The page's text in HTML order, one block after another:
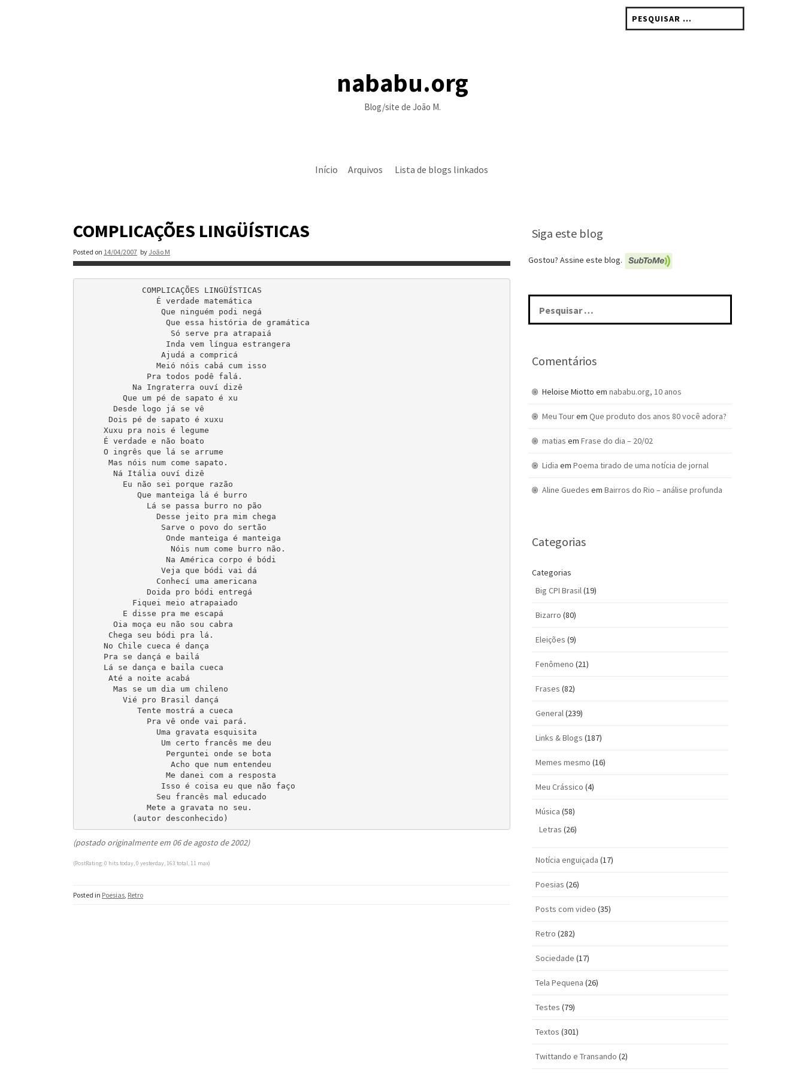
por:
nababu.org
Blog/site de João M.
Início Arquivos Lista de blogs linkados
COMPLICAÇÕES LINGÜÍSTICAS
Posted on 14/04/2007 by João M
             COMPLICAÇÕES LINGÜÍSTICAS
                É verdade matemática
                 Que ninguém podi negá
                  Que essa história de gramática
                   Só serve pra atrapaiá
                  Inda vem língua estrangera
                 Ajudá a compricá
                Meió nóis cabá cum isso
              Pra todos podê falá.
           Na Ingraterra ouví dizê
         Que um pé de sapato é xu
       Desde logo já se vê
      Dois pé de sapato é xuxu
     Xuxu pra nois é legume
     É verdade e não boato
     O ingrês que lá se arrume
      Mas nóis num come sapato.
       Ná Itália ouví dizê
         Eu não sei porque razão
            Que manteiga lá é burro
              Lá se passa burro no pão
                Desse jeito pra mim chega
                 Sarve o povo do sertão
                  Onde manteiga é manteiga
                   Nóis num come burro não.
                  Na América corpo é bódi
                 Veja que bódi vai dá
                Conhecí uma americana
              Doida pro bódi entregá
           Fiquei meio atrapaiado
         E disse pra me escapá
       Oia moça eu não sou cabra
      Chega seu bódi pra lá.
     No Chile cueca é dança
     Pra se dançá e bailá
     Lá se dança e baila cueca
      Até a noite acabá
       Mas se um dia um chileno
         Vié pro Brasil dançá
            Tente mostrá a cueca
              Pra vê onde vai pará.
                Uma gravata esquisita
                 Um certo francês me deu
                  Perguntei onde se bota
                   Acho que num entendeu
                  Me danei com a resposta
                 Isso é coisa eu que não faço
                Seu francês mal educado
              Mete a gravata no seu.
           (autor desconhecido)
(postado originalmente em 06 de agosto de 2002)
(PostRating: 0 hits today, 0 yesterday, 163 total, 11 max)
Posted in Poesias, Retro
Siga este blog
Gostou? Assine este blog.
Pesquisar
por:
Comentários
Heloise Miotto em nababu.org, 10 anos
Meu Tourem Que produto dos anos 80 você adora?
matias em Frase do dia – 20/02
Lidia em Poema tirado de uma notícia de jornal
Aline Guedes em Bairros do Rio – análise profunda
Categorias
Categorias
Big CPI Brasil(19)
Bizarro (80)
Eleições (9)
Fenômeno (21)
Frases (82)
General(239)
Links & Blogs (187)
Memes mesmo (16)
Meu Crássico (4)
Música (58)
Letras (26)
Notícia enguiçada (17)
Poesias (26)
Posts com vi­deo (35)
Retro (282)
Sociedade (17)
Tela Pequena (26)
Testes (79)
Textos (301)
Twittando e Transando (2)